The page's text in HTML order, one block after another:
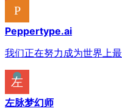
Peppertype.ai
我们正在努力成为世界上
左脉梦幻师